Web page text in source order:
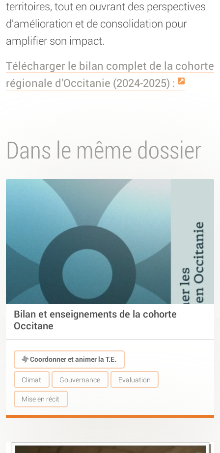
territoires, tout en ouvrant des perspectives
d’amélioration et de consolidation pour
amplifier son impact.
Télécharger le bilan complet de la cohorte
régionale d’Occitanie (2024-2025) :
Dans le même dossier
Bilan et enseignements de la cohorte
Occitane
Coordonner et animer la T.E.
Climat Gouvernance Evaluation
Mise en récit